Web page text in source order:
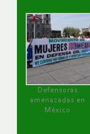
Defensoras
amenazadas en
México